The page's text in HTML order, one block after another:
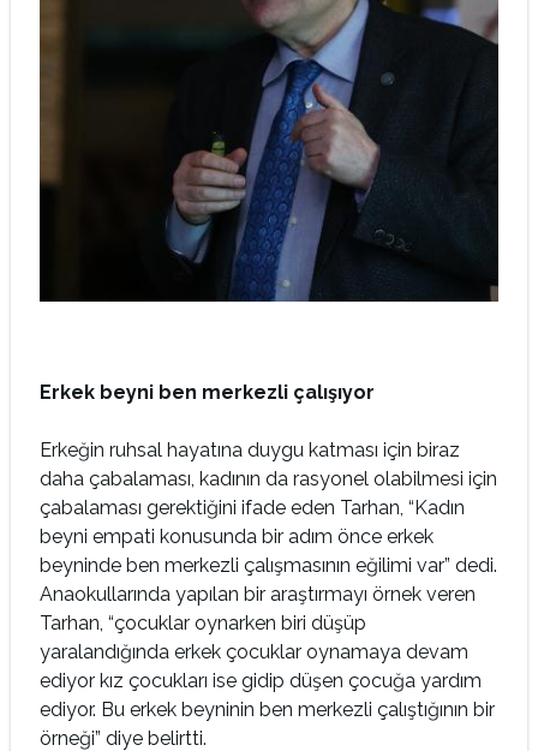
Erkek beyni ben merkezli çalışıyor
Erkeğin ruhsal hayatına duygu katması için biraz
daha çabalaması, kadının da rasyonel olabilmesi için
çabalaması gerektiğini ifade eden Tarhan, “Kadın
beyni empati konusunda bir adım önce erkek
beyninde ben merkezli çalışmasının eğilimi var” dedi.
Anaokullarında yapılan bir araştırmayı örnek veren
Tarhan, “çocuklar oynarken biri düşüp
yaralandığında erkek çocuklar oynamaya devam
ediyor kız çocukları ise gidip düşen çocuğa yardım
ediyor. Bu erkek beyninin ben merkezli çalıştığının bir
örneği” diye belirtti.